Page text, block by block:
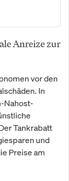
Anreize zur
vor den
In
Nahost-
Tankrabatt
und
Preise am